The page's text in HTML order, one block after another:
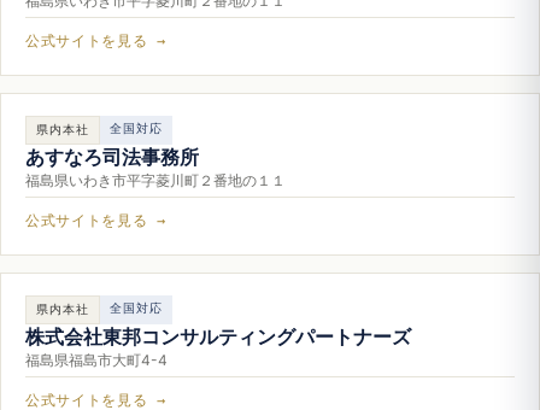
公式サイトを見る →
県内本社 全国対応
あすなろ司法事務所
福島県いわき市平字菱川町２番地の１１
公式サイトを見る →
県内本社 全国対応
株式会社東邦コンサルティングパートナーズ
福島県福島市大町4-4
公式サイトを見る →